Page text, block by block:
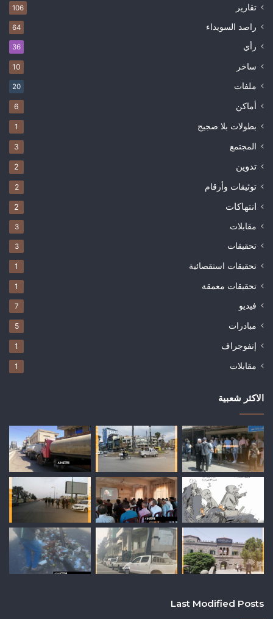
تقارير 106
راصد السويداء 64
رأي 36
ساخر 10
ملفات 20
أماكن 6
بطولات بلا ضجيج 1
المجتمع 3
تدوين 2
توثيقات وأرقام 2
انتهاكات 2
مقابلات 3
تحقيقات 3
تحقيقات استقصائية 1
تحقيقات معمقة 1
فيديو 7
مبادرات 5
إنفوجراف 1
مقابلات 1
الاكثر شعبية
Last Modified Posts